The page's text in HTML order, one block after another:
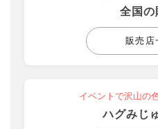
全国の
販売店
イベントで沢山の
ハグみじ